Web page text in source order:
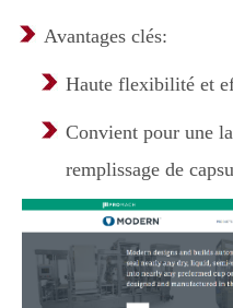
Avantages clés:
Haute flexibilité et
Convient pour une
remplissage de